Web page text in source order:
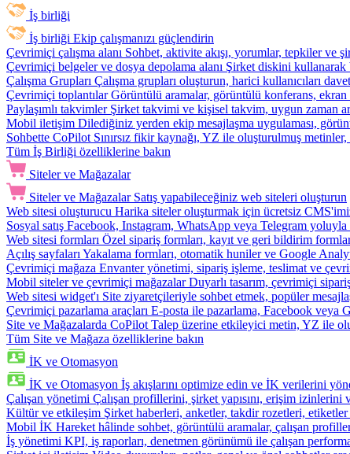
İş birliği
İş birliği Ekip çalışmanızı güçlendirin
Çevrimiçi çalışma alanı Sohbet, aktivite akışı, yorumlar, tepkiler ve
Çevrimiçi belgeler ve dosya depolama alanı Şirket diskini kullanarak
Çalışma Grupları Çalışma grupları oluşturun, harici kullanıcıları
Çevrimiçi toplantılar Görüntülü aramalar, görüntülü konferans, ekran
Paylaşımlı takvimler Şirket takvimi ve kişisel takvim, uygun zaman
Mobil iletişim Dilediğiniz yerden ekip mesajlaşma uygulaması,
Sohbette CoPilot Sınırsız fikir kaynağı, YZ ile oluşturulmuş metinler,
Tüm İş Birliği özelliklerine bakın
Siteler ve Mağazalar
Siteler ve Mağazalar Satış yapabileceğiniz web siteleri oluşturun
Web sitesi oluşturucu Harika siteler oluşturmak için ücretsiz
Sosyal satış Facebook, Instagram, WhatsApp veya Telegram yoluyla
Web sitesi formları Özel sipariş formları, kayıt ve geri bildirim
Açılış sayfaları Yakalama formları, otomatik huniler ve Google
Çevrimiçi mağaza Envanter yönetimi, sipariş işleme, teslimat ve
Mobil siteler ve çevrimiçi mağazalar Duyarlı tasarım, çevrimiçi
Web sitesi widget'ı Site ziyaretçileriyle sohbet etmek, popüler
Çevrimiçi pazarlama araçları E-posta ile pazarlama, Facebook veya
Site ve Mağazalarda CoPilot Talep üzerine etkileyici metin, YZ ile
Tüm Site ve Mağaza özelliklerine bakın
İK ve Otomasyon
İK ve Otomasyon İş akışlarını optimize edin ve İK verilerini
Çalışan yönetimi Çalışan profillerini, şirket yapısını, erişim
Kültür ve etkileşim Şirket haberleri, anketler, takdir rozetleri,
Mobil İK Hareket hâlinde sohbet, görüntülü aramalar, çalışan
İş yönetimi KPI, iş raporları, denetmen görünümü ile çalışan